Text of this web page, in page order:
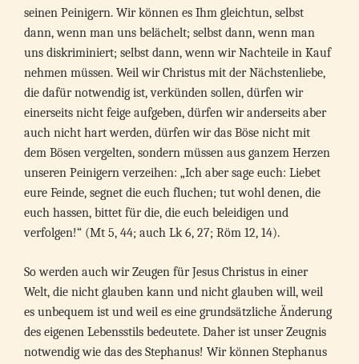
seinen Peinigern. Wir können es Ihm gleichtun, selbst
dann, wenn man uns belächelt; selbst dann, wenn man
uns diskriminiert; selbst dann, wenn wir Nachteile in Kauf
nehmen müssen. Weil wir Christus mit der Nächstenliebe,
die dafür notwendig ist, verkünden sollen, dürfen wir
einerseits nicht feige aufgeben, dürfen wir anderseits aber
auch nicht hart werden, dürfen wir das Böse nicht mit
dem Bösen vergelten, sondern müssen aus ganzem Herzen
unseren Peinigern verzeihen: „Ich aber sage euch: Liebet
eure Feinde, segnet die euch fluchen; tut wohl denen, die
euch hassen, bittet für die, die euch beleidigen und
verfolgen!“ (Mt 5, 44; auch Lk 6, 27; Röm 12, 14).
So werden auch wir Zeugen für Jesus Christus in einer
Welt, die nicht glauben kann und nicht glauben will, weil
es unbequem ist und weil es eine grundsätzliche Änderung
des eigenen Lebensstils bedeutete. Daher ist unser Zeugnis
notwendig wie das des Stephanus! Wir können Stephanus